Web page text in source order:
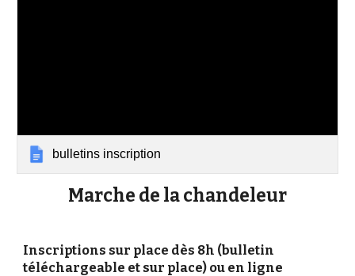
bulletins inscription
Marche de la chandeleur
Inscriptions sur place dès 8h (bulletin
téléchargeable et sur place) ou en ligne